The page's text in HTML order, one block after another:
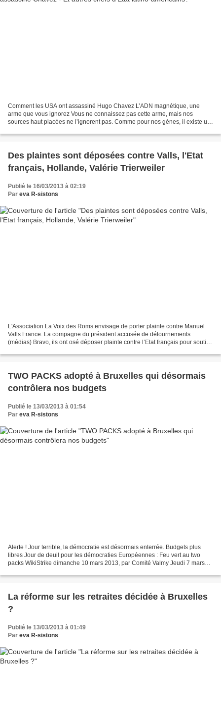
Comment les USA ont assassiné Hugo Chavez L’ADN magnétique, une
arme que vous ignorez Vous ne connaissez pas cette arme, mais nos
sources haut placées ne l’ignorent pas. Comme pour nos gènes, il existe un
Des plaintes sont déposées contre Valls, l'Etat
français, Hollande, Valérie Trierweiler
Publié le 16/03/2013 à 02:19
Par eva R-sistons
L'Association La Voix des Roms envisage de porter plainte contre Manuel
Valls France: La compagne du président accusée de détournements
(médias) Bravo, ils ont osé déposer plainte contre l’Etat français pour soutien
TWO PACKS adopté à Bruxelles qui désormais
contrôlera nos budgets
Publié le 13/03/2013 à 01:54
Par eva R-sistons
Alerte ! Jour terrible, la démocratie est désormais enterrée. Budgets plus
libres Jour de deuil pour les démocraties Européennes : Feu vert au two
packs WikiStrike dimanche 10 mars 2013, par Comité Valmy Jeudi 7 mars
La réforme sur les retraites décidée à Bruxelles
?
Publié le 13/03/2013 à 01:49
Par eva R-sistons